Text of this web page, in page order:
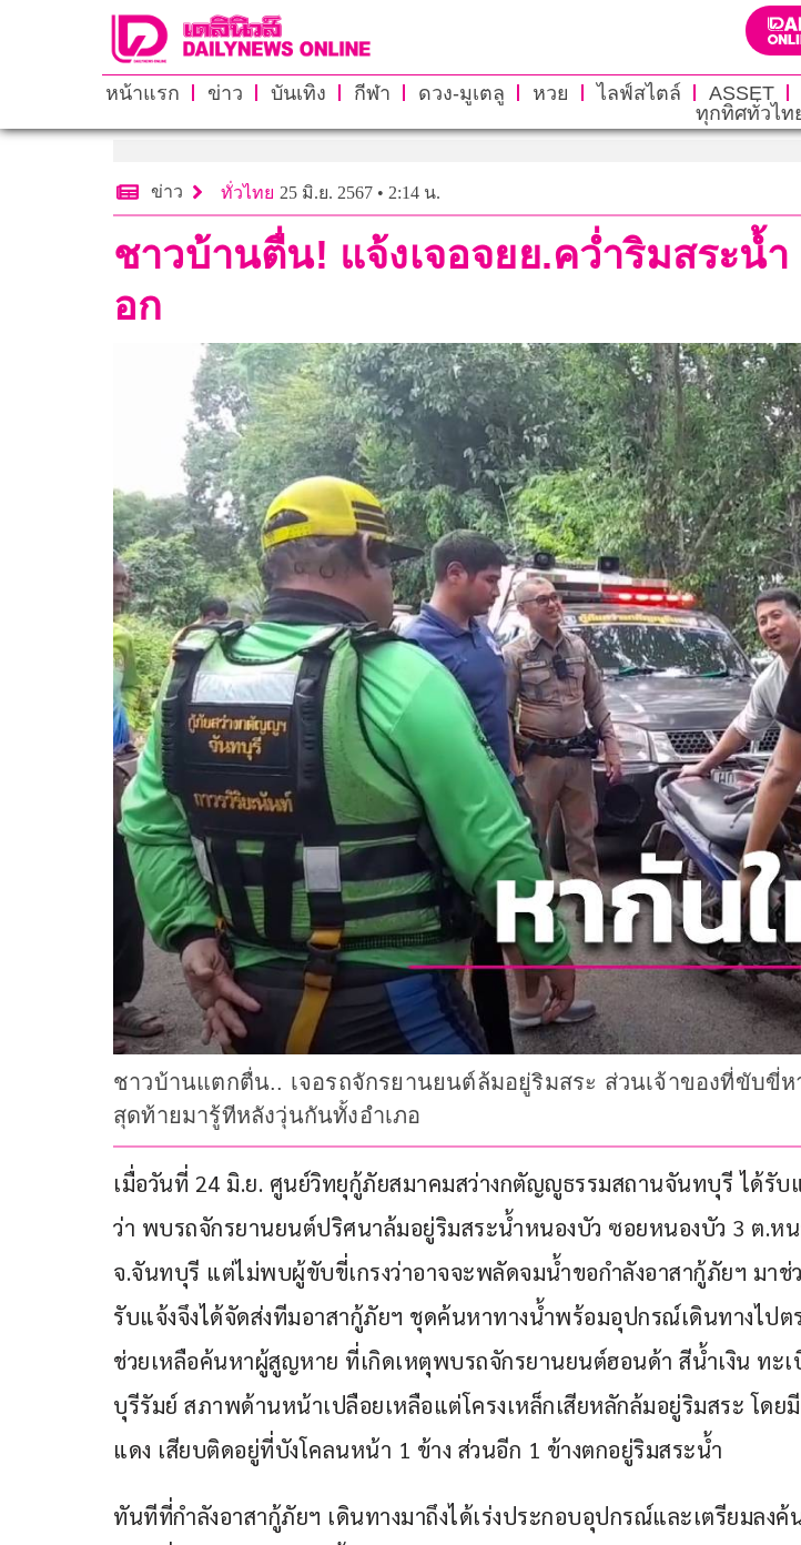
หน้าแรก ข่าว บันเทิง กีฬา ดวง-มูเตลู หวย ไลฟ์สไตล์ ASSET
ทุกทิศทั่วไท
ข่าว ทั่วไทย 25 มิ.ย. 2567 • 2:14 น.
ชาวบ้านตื่น! แจ้งเจอจยย.คว่ำริมสระน้
อก
ชาวบ้านแตกตื่น.. เจอรถจักรยานยนต์ล้มอยู่ริมสระ ส่วนเจ้าของที่ขับขี่
สุดท้ายมารู้ทีหลังวุ่นกันทั้งอำเภอ
เมื่อวันที่ 24 มิ.ย. ศูนย์วิทยุกู้ภัยสมาคมสว่างกตัญญูธรรมสถานจันทบุรี ได้รับ
ว่า พบรถจักรยานยนต์ปริศนาล้มอยู่ริมสระน้ำหนองบัว ซอยหนองบัว 3 ต.ห
จ.จันทบุรี แต่ไม่พบผู้ขับขี่เกรงว่าอาจจะพลัดจมน้ำขอกำลังอาสากู้ภัยฯ มาช่
รับแจ้งจึงได้จัดส่งทีมอาสากู้ภัยฯ ชุดค้นหาทางน้ำพร้อมอุปกรณ์เดินทางไปต
ช่วยเหลือค้นหาผู้สูญหาย ที่เกิดเหตุพบรถจักรยานยนต์ฮอนด้า สีน้ำเงิน ทะ
บุรีรัมย์ สภาพด้านหน้าเปลือยเหลือแต่โครงเหล็กเสียหลักล้มอยู่ริมสระ โดย
แดง เสียบติดอยู่ที่บังโคลนหน้า 1 ข้าง ส่วนอีก 1 ข้างตกอยู่ริมสระน้ำ
ทันทีที่กำลังอาสากู้ภัยฯ เดินทางมาถึงได้เร่งประกอบอุปกรณ์และเตรียมลง